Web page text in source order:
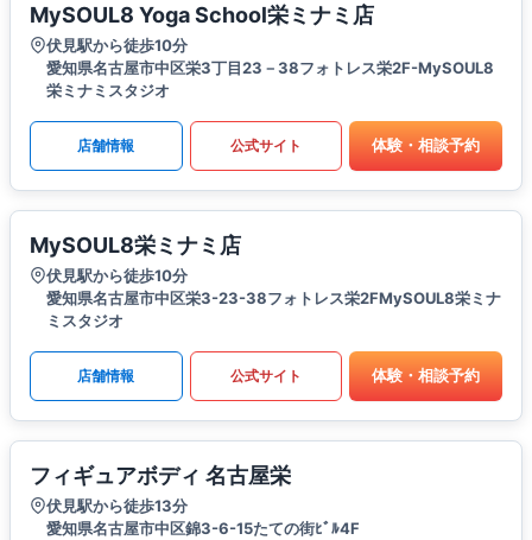
MySOUL8 Yoga School栄ミナミ店
伏見駅から徒歩10分
愛知県名古屋市中区栄3丁目23－38フォトレス栄2F-MySOUL8
栄ミナミスタジオ
店舗情報 公式サイト 体験・相談予約
MySOUL8栄ミナミ店
伏見駅から徒歩10分
愛知県名古屋市中区栄3-23-38フォトレス栄2FMySOUL8栄ミナ
ミスタジオ
店舗情報 公式サイト 体験・相談予約
フィギュアボディ 名古屋栄
伏見駅から徒歩13分
愛知県名古屋市中区錦3-6-15たての街ﾋﾞﾙ4F